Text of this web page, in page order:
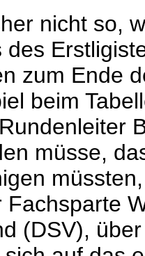
nicht so,
des
zum Ende
beim
müsse,
Fachsparte
(DSV),